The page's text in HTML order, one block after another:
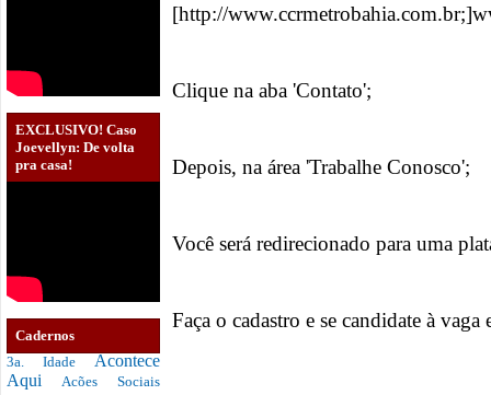
EXCLUSIVO! Caso
Joevellyn: De volta
pra casa!
Cadernos
3a. Idade Acontece
Aqui Acões Sociais
[http://
Clique na aba 'Contato';
Depois, na área 'Trabalhe Conosco';
Você será redirecionado para uma
Faça o cadastro e se candidate à vaga